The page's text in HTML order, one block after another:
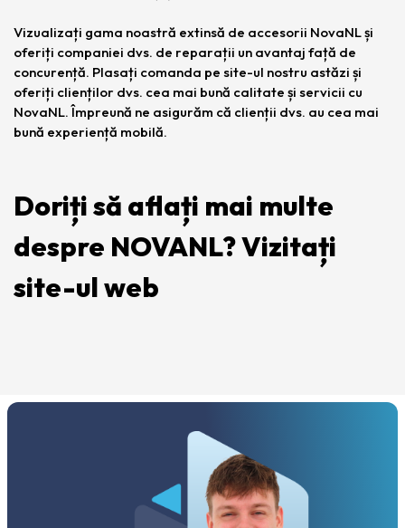
Vizualizați gama noastră extinsă de accesorii NovaNL și
oferiți companiei dvs. de reparații un avantaj față de
concurență. Plasați comanda pe site-ul nostru astăzi și
oferiți clienților dvs. cea mai bună calitate și servicii cu
NovaNL. Împreună ne asigurăm că clienții dvs. au cea mai
bună experiență mobilă.
Doriți să aflați mai multe
despre NOVANL? Vizitați
site-ul web